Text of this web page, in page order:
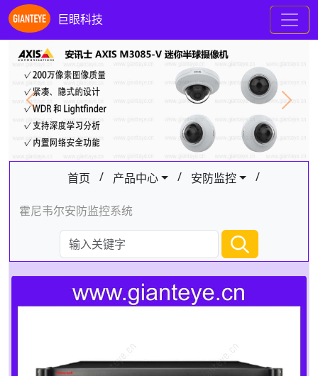
巨眼科技
Previous Next
首页 / 产品中心 / 安防监控 /
霍尼韦尔安防监控系统